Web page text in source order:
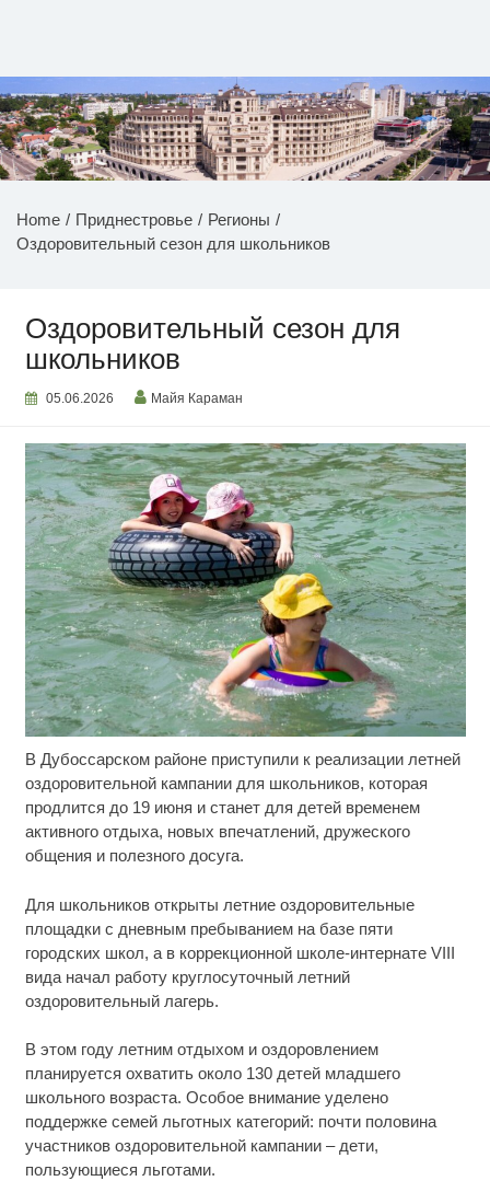
НОВОСТИ ПРИДНЕСТРОВЬЯ
Home Приднестровье
Регионы
Оздоровительный сезон для школьников
Оздоровительный сезон для
школьников
05.06.2026 Майя Караман
В Дубоссарском районе приступили к реализации летней
оздоровительной кампании для школьников, которая
продлится до 19 июня и станет для детей временем
активного отдыха, новых впечатлений, дружеского
общения и полезного досуга.
Для школьников открыты летние оздоровительные
площадки с дневным пребыванием на базе пяти
городских школ, а в коррекционной школе-интернате VIII
вида начал работу круглосуточный летний
оздоровительный лагерь.
В этом году летним отдыхом и оздоровлением
планируется охватить около 130 детей младшего
школьного возраста. Особое внимание уделено
поддержке семей льготных категорий: почти половина
участников оздоровительной кампании – дети,
пользующиеся льготами.
Ролик длится несколько секунд, а смеяться вы
будете долго
Этот танец невесты оставит вас без слов!
Пересмотрела 10 раз
равнодушным